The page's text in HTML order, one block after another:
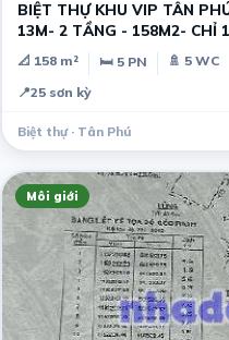
BIỆT THỰ KHU VIP TÂN
13M- 2 TẦNG - 158M2- CHỈ
📐 158 m² 🛏 5 PN
🚿 5 WC
📍25 sơn kỳ
Biệt thự · Tân Phú
Môi giới